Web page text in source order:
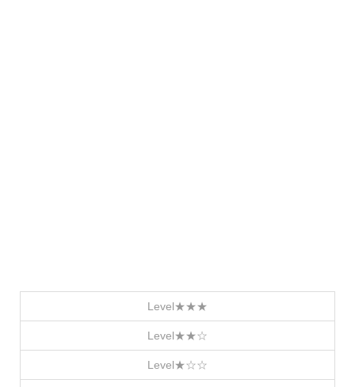
Level★★★
Level★★☆
Level★☆☆